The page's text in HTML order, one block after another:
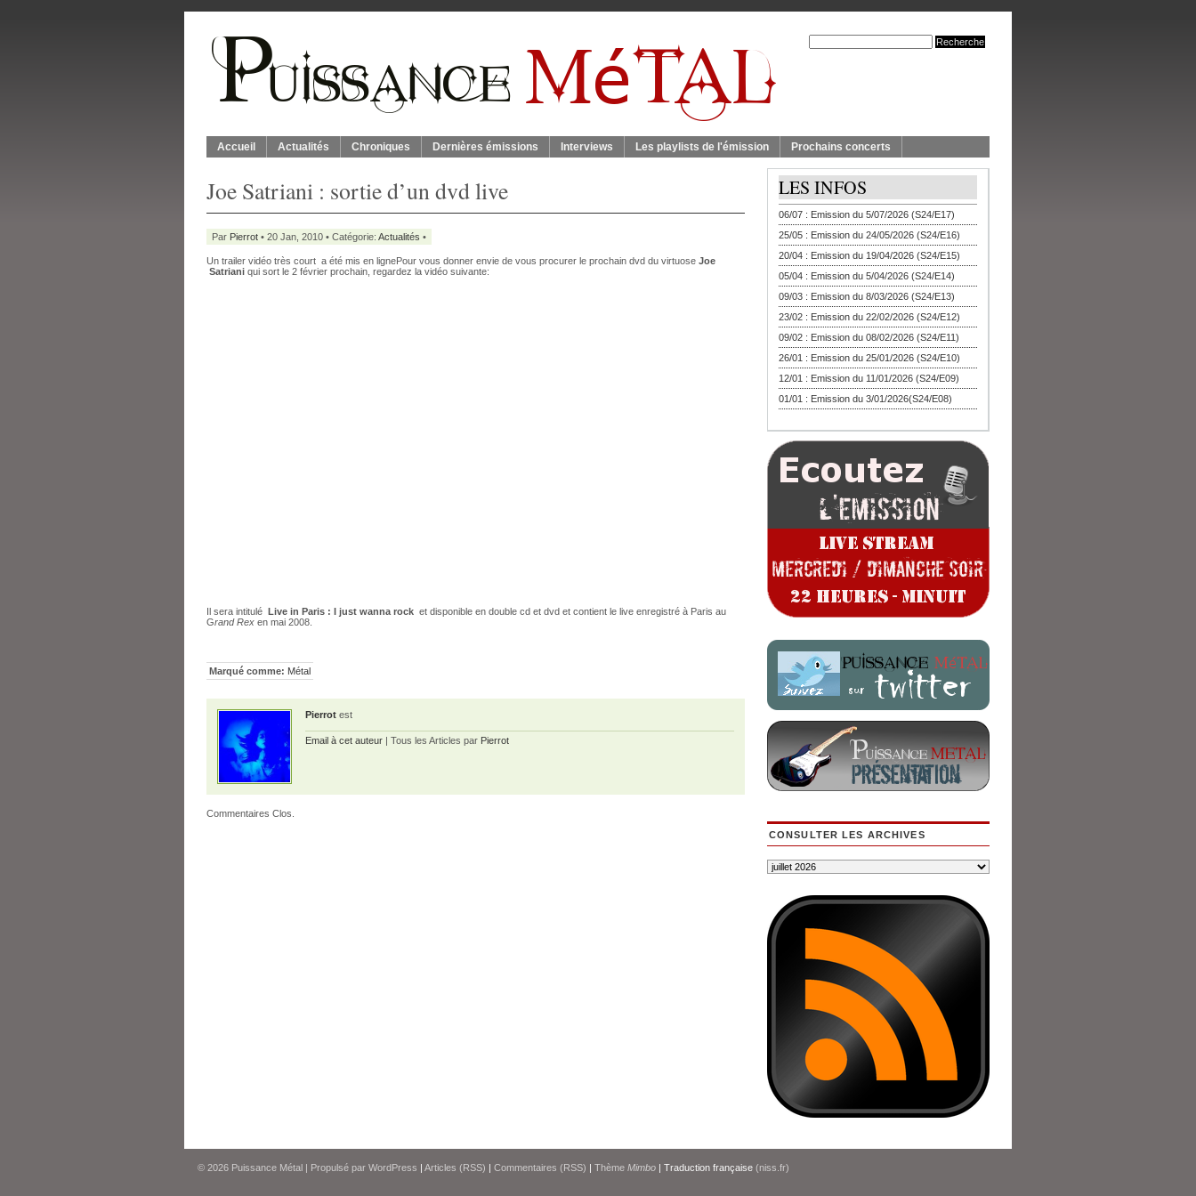
Accueil Actualités Chroniques Dernières émissions Interviews Les playlists de l'émission Prochains concerts
Joe Satriani : sortie d’un dvd live
Par Pierrot • 20 Jan, 2010 • Catégorie: Actualités •
Un trailer vidéo très court a été mis en lignePour vous donner envie de vous procurer le prochain dvd du virtuose Joe
Satriani qui sort le 2 février prochain, regardez la vidéo suivante:
Il sera intitulé Live in Paris : I just wanna rock et disponible en double cd et dvd et contient le live enregistré à Paris au
Grand Rex en mai 2008.
Marqué comme: Métal
Pierrot est
Email à cet auteur | Tous les Articles par Pierrot
Commentaires Clos.
LES INFOS
06/07 : Emission du 5/07/2026 (S24/E17)
25/05 : Emission du 24/05/2026 (S24/E16)
20/04 : Emission du 19/04/2026 (S24/E15)
05/04 : Emission du 5/04/2026 (S24/E14)
09/03 : Emission du 8/03/2026 (S24/E13)
23/02 : Emission du 22/02/2026 (S24/E12)
09/02 : Emission du 08/02/2026 (S24/E11)
26/01 : Emission du 25/01/2026 (S24/E10)
12/01 : Emission du 11/01/2026 (S24/E09)
01/01 : Emission du 3/01/2026(S24/E08)
CONSULTER LES ARCHIVES
© 2026 Puissance Métal | Propulsé par WordPress | Articles (RSS) | Commentaires (RSS) | Thème Mimbo | Traduction française (niss.fr)